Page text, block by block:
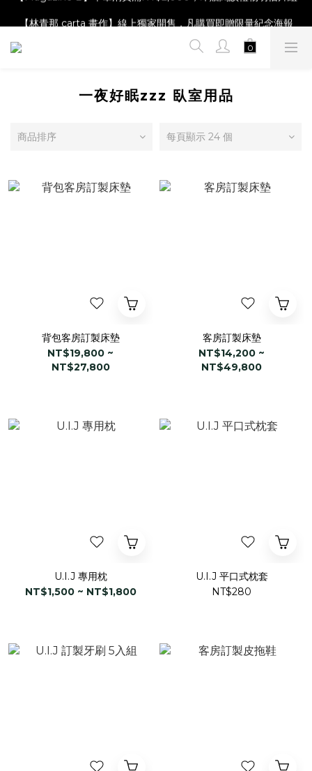
【林青那 carta 畫作】線上獨家開售，凡購買即贈限量紀念海報
【夏日降溫🧊對策單品】系列商品滿額現折 NT$300！
一夜好眠zzz 臥室用品
商品排序 每頁顯示 24 個
背包客房訂製床墊
NT$19,800 ~
NT$27,800
客房訂製床墊
NT$14,200 ~
NT$49,800
U.I.J 專用枕
NT$1,500 ~ NT$1,800
U.I.J 平口式枕套
NT$280